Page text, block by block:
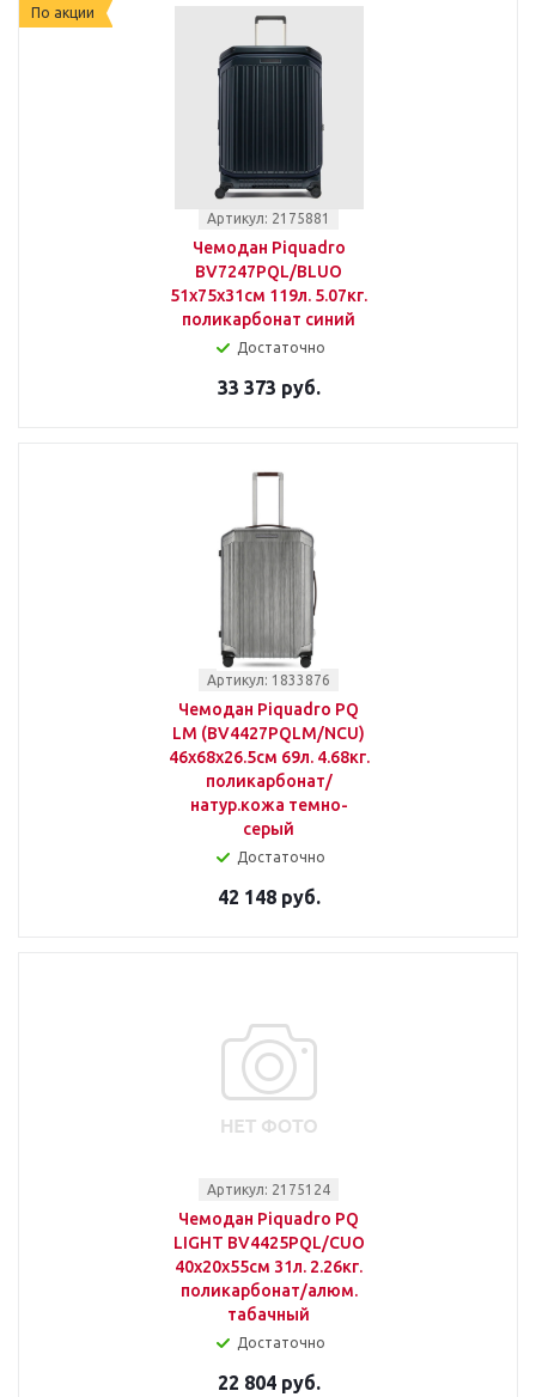
По акции
Артикул: 2175881
Чемодан Piquadro
BV7247PQL/BLUO
51x75x31см 119л. 5.07кг.
поликарбонат синий
Достаточно
33 373 руб.
Артикул: 1833876
Чемодан Piquadro PQ
LM (BV4427PQLM/NCU)
46x68x26.5см 69л. 4.68кг.
поликарбонат/
натур.кожа темно-
серый
Достаточно
42 148 руб.
Артикул: 2175124
Чемодан Piquadro PQ
LIGHT BV4425PQL/CUO
40x20x55см 31л. 2.26кг.
поликарбонат/алюм.
табачный
Достаточно
22 804 руб.